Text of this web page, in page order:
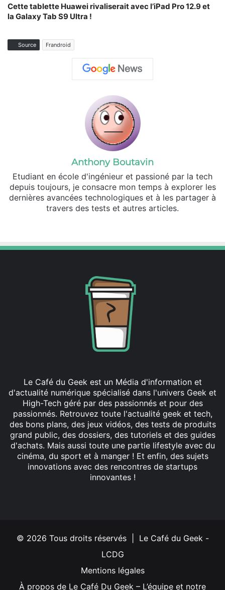
Cette tablette Huawei rivaliserait avec l’iPad Pro 12.9 et
la Galaxy Tab S9 Ultra !
Source Frandroid
Anthony Boutavin
Etudiant en école d'ingénieur et passioné par la tech
depuis toujours, je consacre mon temps à explorer les
dernières avancées technologiques et à les partager à
travers des tests et autres articles.
Le Café du Geek est un Média d'information et
d'actualité numérique spécialisé dans l'univers Geek et
High-Tech géré par des passionnés et pour des
passionnés. Retrouvez toute l'actualité geek et tech,
des bons plans, des jeux vidéos, des tests de produits
grand public, des dossiers, des tutoriels et des guides
d'achats. Mais aussi toute une partie lifestyle avec du
cinéma, du sport et à manger ! Et enfin, des sujets
innovations avec des rencontres de startups
innovantes !
© 2026 Tous droits réservés | Le Café du Geek -
LCDG
Mentions légales
À propos de Le Café Du Geek – L’équipe et notre